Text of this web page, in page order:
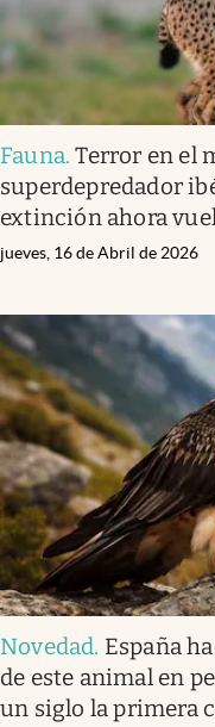
Fauna.Terror en el
superdepredador
extinción ahora
jueves, 16 de Abril de 2026
Novedad. España
de este animal en
un siglo la primera